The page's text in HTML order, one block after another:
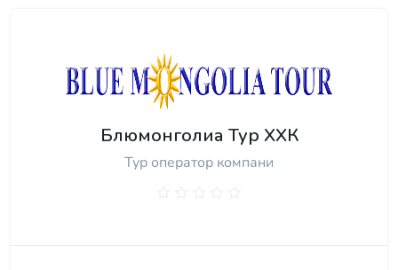
Блюмонголиа Тур ХХК
Тур оператор компани